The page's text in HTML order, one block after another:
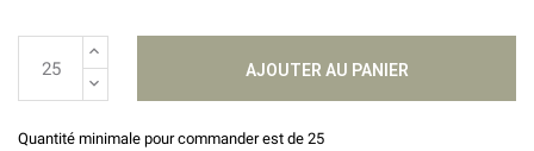
AJOUTER AU PANIER
Quantité minimale pour commander est de 25